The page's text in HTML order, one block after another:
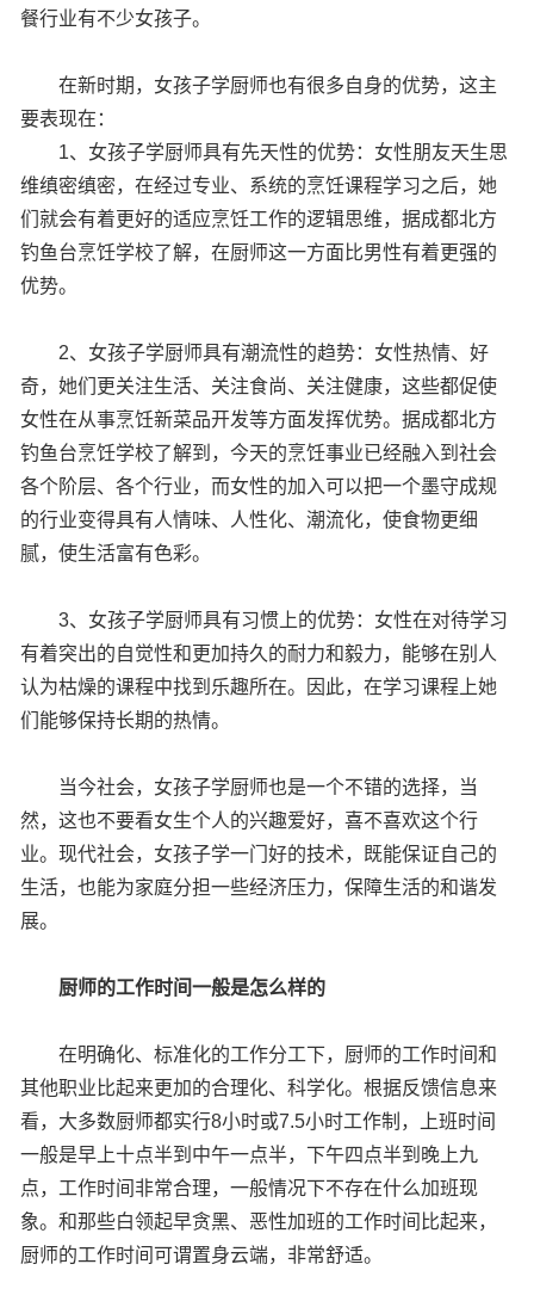
餐行业有不少女孩子。
在新时期，女孩子学厨师也有很多自身的优势，这主
要表现在：
1、女孩子学厨师具有先天性的优势：女性朋友天生思
维缜密缜密，在经过专业、系统的烹饪课程学习之后，她
们就会有着更好的适应烹饪工作的逻辑思维，据成都北方
钓鱼台烹饪学校了解，在厨师这一方面比男性有着更强的
优势。
2、女孩子学厨师具有潮流性的趋势：女性热情、好
奇，她们更关注生活、关注食尚、关注健康，这些都促使
女性在从事烹饪新菜品开发等方面发挥优势。据成都北方
钓鱼台烹饪学校了解到，今天的烹饪事业已经融入到社会
各个阶层、各个行业，而女性的加入可以把一个墨守成规
的行业变得具有人情味、人性化、潮流化，使食物更细
腻，使生活富有色彩。
3、女孩子学厨师具有习惯上的优势：女性在对待学习
有着突出的自觉性和更加持久的耐力和毅力，能够在别人
认为枯燥的课程中找到乐趣所在。因此，在学习课程上她
们能够保持长期的热情。
当今社会，女孩子学厨师也是一个不错的选择，当
然，这也不要看女生个人的兴趣爱好，喜不喜欢这个行
业。现代社会，女孩子学一门好的技术，既能保证自己的
生活，也能为家庭分担一些经济压力，保障生活的和谐发
展。
厨师的工作时间一般是怎么样的
在明确化、标准化的工作分工下，厨师的工作时间和
其他职业比起来更加的合理化、科学化。根据反馈信息来
看，大多数厨师都实行8小时或7.5小时工作制，上班时间
一般是早上十点半到中午一点半，下午四点半到晚上九
点，工作时间非常合理，一般情况下不存在什么加班现
象。和那些白领起早贪黑、恶性加班的工作时间比起来，
厨师的工作时间可谓置身云端，非常舒适。